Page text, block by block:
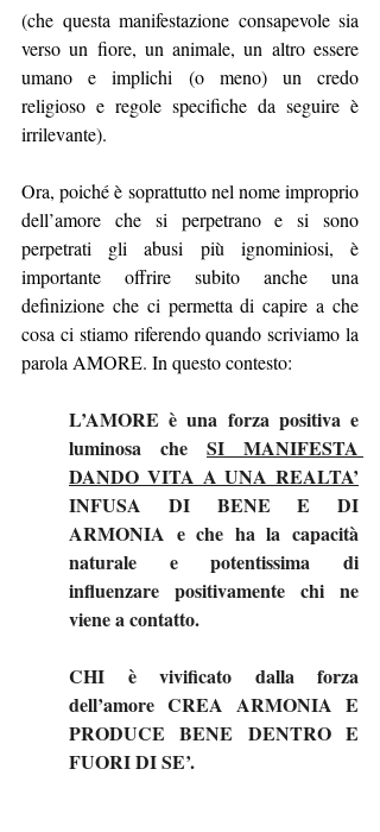
(che questa manifestazione consapevole sia
verso un fiore, un animale, un altro essere
umano e implichi (o meno) un credo
religioso e regole specifiche da seguire è
irrilevante).
Ora, poiché è soprattutto nel nome improprio
dell’amore che si perpetrano e si sono
perpetrati gli abusi più ignominiosi, è
importante offrire subito anche una
definizione che ci permetta di capire a che
cosa ci stiamo riferendo quando scriviamo la
parola AMORE. In questo contesto:
L’AMORE è una forza positiva e
luminosa che SI MANIFESTA
DANDO VITA A UNA REALTA’
INFUSA DI BENE E DI
ARMONIA e che ha la capacità
naturale e potentissima di
influenzare positivamente chi ne
viene a contatto.
CHI è vivificato dalla forza
dell’amore CREA ARMONIA E
PRODUCE BENE DENTRO E
FUORI DI SE’.